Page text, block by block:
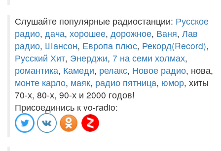
Слушайте популярные радиостанции: Русское
радио, дача, хорошее, дорожное, Ваня, Лав
радио, Шансон, Европа плюс, Рекорд(Record),
Русский Хит, Энерджи, 7 на семи холмах,
романтика, Камеди, релакс, Новое радио, нова,
монте карло, маяк, радио пятница, юмор, хиты
70-х, 80-х, 90-х и 2000 годов!
Присоединись к vo-radio: